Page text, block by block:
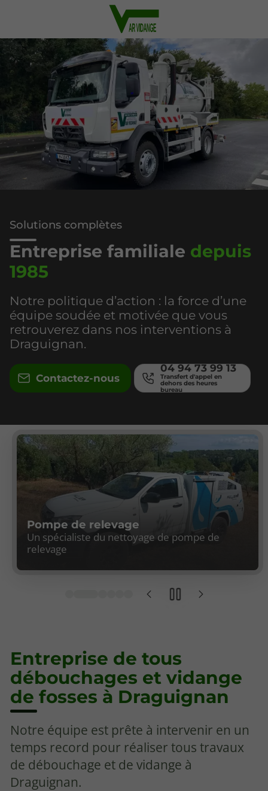
Solutions complètes
Entreprise familiale depuis
1985
Notre politique d’action : la force d’une
équipe soudée et motivée que vous
retrouverez dans nos interventions à
Draguignan.
Contactez-nous
04 94 73 99 13
Pompe de relevage
Un spécialiste du nettoyage de pompe de
relevage
Entreprise de tous
débouchages et vidange
de fosses à Draguignan
Notre équipe est prête à intervenir en un
temps record pour réaliser tous travaux
de débouchage et de vidange à
Draguignan.